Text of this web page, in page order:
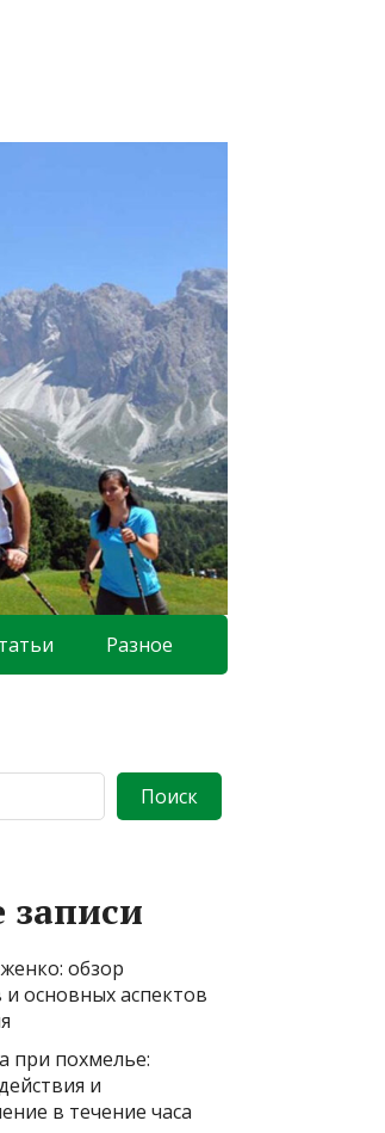
Разное
Поиск
записи
обзор
основных аспектов
при похмелье:
и
в течение часа